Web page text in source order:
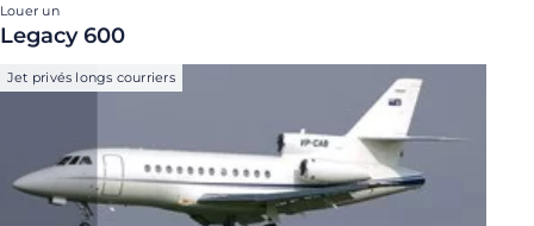
Louer un
Legacy 600
Jet privés longs courriers